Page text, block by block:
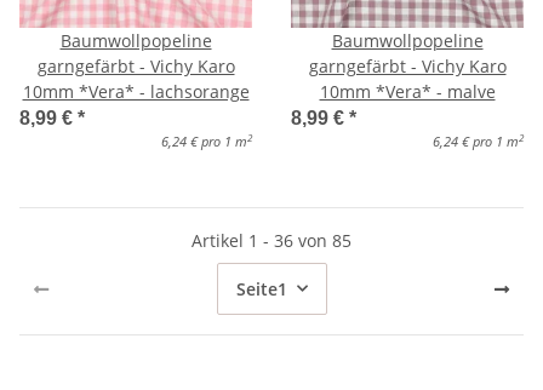
Baumwollpopeline
garngefärbt - Vichy Karo
10mm *Vera* - lachsorange
8,99 € *
6,24 € pro 1 m 2
Baumwollpopeline
garngefärbt - Vichy Karo
10mm *Vera* - malve
8,99 € *
6,24 € pro 1 m 2
Artikel 1 - 36 von 85
Seite1